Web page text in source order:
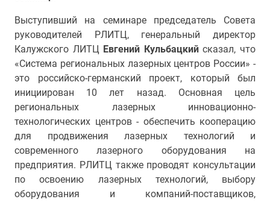
Выступивший на семинаре председатель Совета
руководителей РЛИТЦ, генеральный директор
Калужского ЛИТЦ Евгений Кульбацкийсказал, что
«Система региональных лазерных центров России» -
это российско-германский проект, который был
инициирован 10 лет назад. Основная цель
региональных лазерных инновационно-
технологических центров - обеспечить кооперацию
для продвижения лазерных технологий и
современного лазерного оборудования на
предприятия. РЛИТЦ также проводят консультации
по освоению лазерных технологий, выбору
оборудования и компаний-поставщиков,